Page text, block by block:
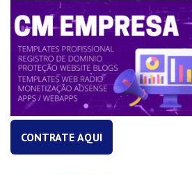
CONTRATE AQUI